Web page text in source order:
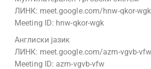
ЛИНК: meet.google.com/hnw-qkor-wgk
Meeting ID: hnw-qkor-wgk
Англиски јазик
ЛИНК: meet.google.com/azm-vgvb-vfw
Meeting ID: azm-vgvb-vfw